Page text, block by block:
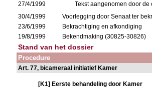
27/4/1999
Tekst aangenomen door de
30/4/1999
Voorlegging door Senaat ter
23/6/1999
Bekrachtiging en afkondiging
19/8/1999
Bekendmaking (30825-30826)
Stand van het dossier
Procedure
Art. 77, bicameraal initiatief Kamer
[K1] Eerste behandeling door Kamer